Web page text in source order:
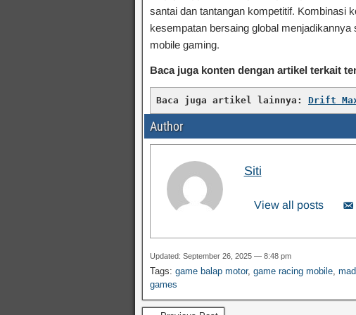
santai dan tantangan kompetitif. Kombinasi
kesempatan bersaing global
mobile gaming.
Baca juga konten dengan artikel terkait
Baca juga artikel lainnya: Drift
Author
Siti
View all posts
Updated: September 26, 2025 — 8:48 pm
Tags: game balap motor, game racing mobile,
games